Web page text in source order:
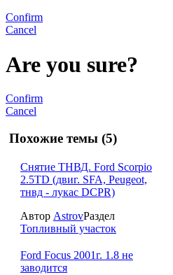
Confirm
Cancel
Are you sure?
Confirm
Cancel
Похожие темы (5)
Снятие ТНВД. Ford Scorpio
2.5TD (двиг. SFA, Peugeot,
тнвд - лукас DCPR)
Автор AstrovРаздел
Топливный участок
Ford Focus 2001г. 1.8 не
заводится